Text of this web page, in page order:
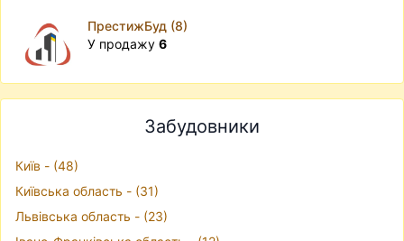
ПрестижБуд (8)
У продажу 6
Забудовники
Київ - (48)
Київська область - (31)
Львівська область - (23)